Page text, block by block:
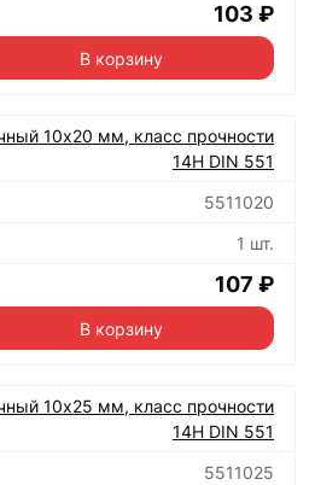
103 ₽
В корзину
10х20 мм, класс прочности
14Н DIN 551
5511020
1 шт.
107 ₽
В корзину
10х25 мм, класс прочности
14Н DIN 551
5511025